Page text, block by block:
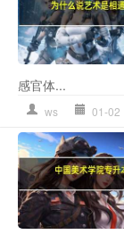
感官体...
ws 01-02